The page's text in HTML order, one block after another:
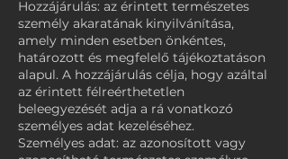
Hozzájárulás: az érintett természetes
személy akaratának kinyilvánítása,
amely minden esetben önkéntes,
határozott és megfelelő tájékoztatáson
alapul. A hozzájárulás célja, hogy azáltal
az érintett félreérthetetlen
beleegyezését adja a rá vonatkozó
személyes adat kezeléséhez.
Személyes adat: az azonosított vagy